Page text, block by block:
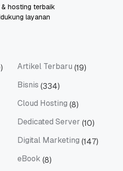
& hosting terbaik
layanan
Artikel Terbaru (19)
Bisnis (334)
Cloud Hosting (8)
Dedicated Server (10)
Digital Marketing (147)
eBook (8)